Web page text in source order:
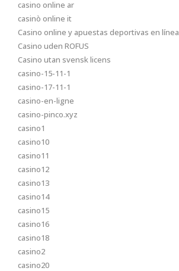
casino online ar
casinò online it
Casino online y apuestas deportivas en línea
Casino uden ROFUS
Casino utan svensk licens
casino-15-11-1
casino-17-11-1
casino-en-ligne
casino-pinco.xyz
casino1
casino10
casino11
casino12
casino13
casino14
casino15
casino16
casino18
casino2
casino20